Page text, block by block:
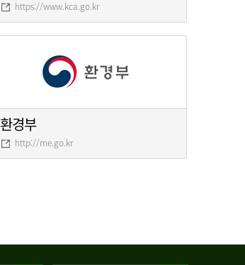
https://www.kca.go.kr
환경부
http://me.go.kr